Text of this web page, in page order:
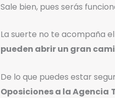
Sale bien, pues serás
La suerte no te acompaña
pueden abrir un gran
De lo que puedes estar
Oposiciones a la Agencia